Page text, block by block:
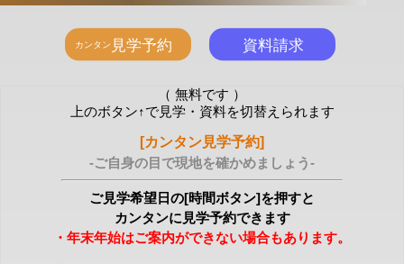
（ 無料です ）
上のボタン↑で見学・資料を切替えられます
[カンタン見学予約]
-ご自身の目で現地を確かめましょう-
ご見学希望日の[時間ボタン]を押すと
カンタンに見学予約できます
・年末年始はご案内ができない場合もあります。